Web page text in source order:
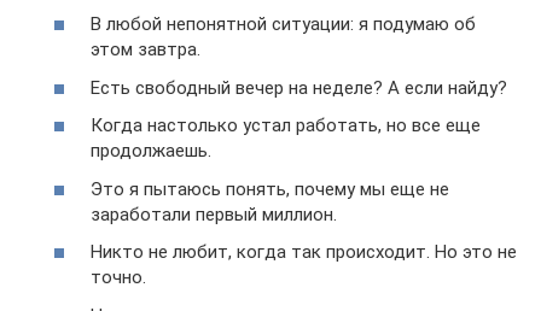
В любой непонятной ситуации: я подумаю об
этом завтра.
Есть свободный вечер на неделе? А если найду?
Когда настолько устал работать, но все еще
продолжаешь.
Это я пытаюсь понять, почему мы еще не
заработали первый миллион.
Никто не любит, когда так происходит. Но это не
точно.